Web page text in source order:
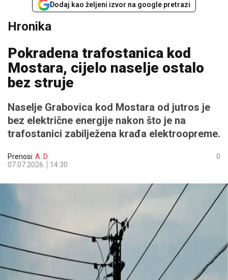
Dodaj kao željeni izvor na google pretrazi
Hronika
Pokradena trafostanica kod
Mostara, cijelo naselje ostalo
bez struje
Naselje Grabovica kod Mostara od jutros je
bez električne energije nakon što je na
trafostanici zabilježena krađa elektroopreme.
Prenosi: A. D.
07.07.2026.
14:30
0